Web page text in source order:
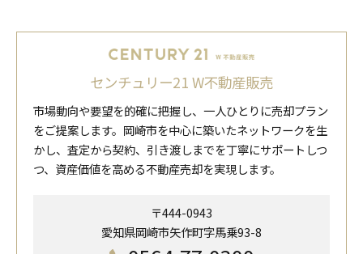
センチュリー21 W不動産販売
市場動向や要望を的確に把握し、一人ひとりに売却プラン
をご提案します。岡崎市を中心に築いたネットワークを生
かし、査定から契約、引き渡しまでを丁寧にサポートしつ
つ、資産価値を高める不動産売却を実現します。
〒444-0943
愛知県岡崎市矢作町字馬乗93-8